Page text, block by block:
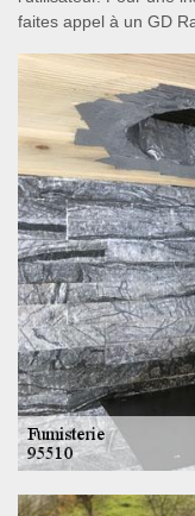
faites appel à un GD